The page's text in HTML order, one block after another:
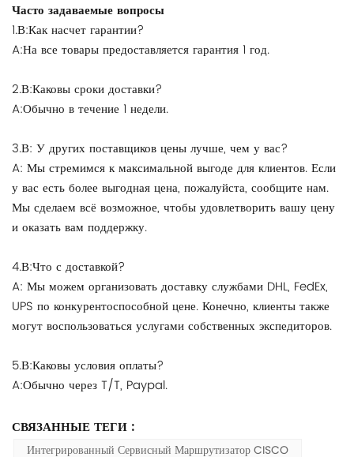
Часто задаваемые вопросы
1.В:Как насчет гарантии?
A:На все товары предоставляется гарантия 1 год.
2.В:Каковы сроки доставки?
A:Обычно в течение 1 недели.
3.В: У других поставщиков цены лучше, чем у вас?
A: Мы стремимся к максимальной выгоде для клиентов. Если
у вас есть более выгодная цена, пожалуйста, сообщите нам.
Мы сделаем всё возможное, чтобы удовлетворить вашу цену
и оказать вам поддержку.
4.В:Что с доставкой?
A: Мы можем организовать доставку службами DHL, FedEx,
UPS по конкурентоспособной цене. Конечно, клиенты также
могут воспользоваться услугами собственных экспедиторов.
5.В:Каковы условия оплаты?
A:Обычно через T/T, Paypal.
СВЯЗАННЫЕ ТЕГИ :
Интегрированный Сервисный Маршрутизатор CISCO